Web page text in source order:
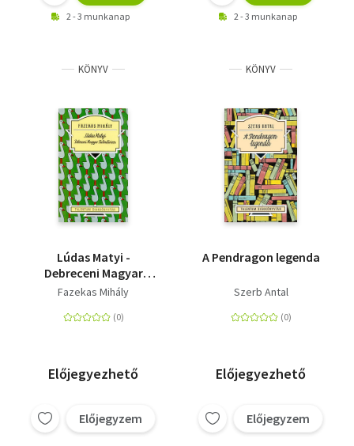
2 - 3 munkanap 2 - 3 munkanap
KÖNYV
Lúdas Matyi -
Debreceni Magyar
Kalendáriom
Fazekas Mihály
Előjegyezhető
Előjegyzem
KÖNYV
A Pendragon legenda
Szerb Antal
Előjegyezhető
Előjegyzem